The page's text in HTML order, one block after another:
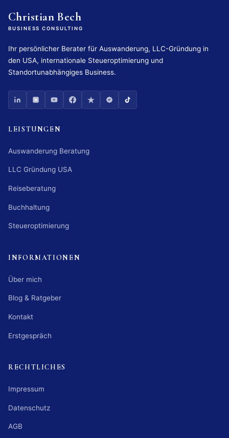
Christian Bech
BUSINESS CONSULTING
Ihr persönlicher Berater für Auswanderung, LLC-Gründung in
den USA, internationale Steueroptimierung und
Standortunabhängiges Business.
LEISTUNGEN
Auswanderung Beratung
LLC Gründung USA
Reiseberatung
Buchhaltung
Steueroptimierung
INFORMATIONEN
Über mich
Blog & Ratgeber
Kontakt
Erstgespräch
RECHTLICHES
Impressum
Datenschutz
AGB